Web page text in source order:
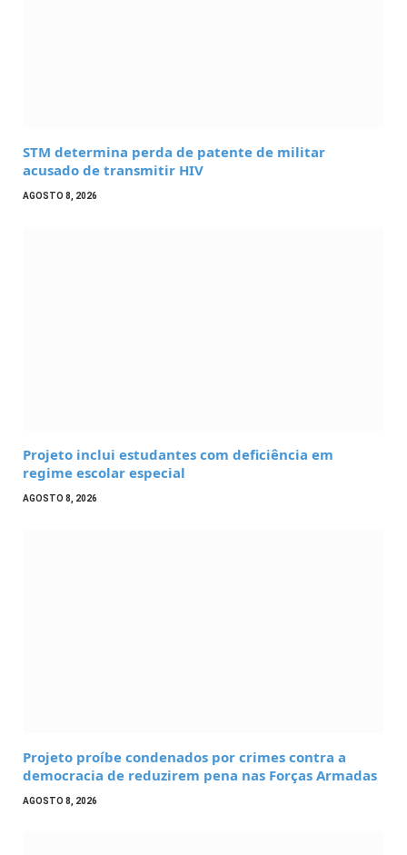
STM determina perda de patente de militar
acusado de transmitir HIV
AGOSTO 8, 2026
Projeto inclui estudantes com deficiência em
regime escolar especial
AGOSTO 8, 2026
Projeto proíbe condenados por crimes contra a
democracia de reduzirem pena nas Forças Armadas
AGOSTO 8, 2026